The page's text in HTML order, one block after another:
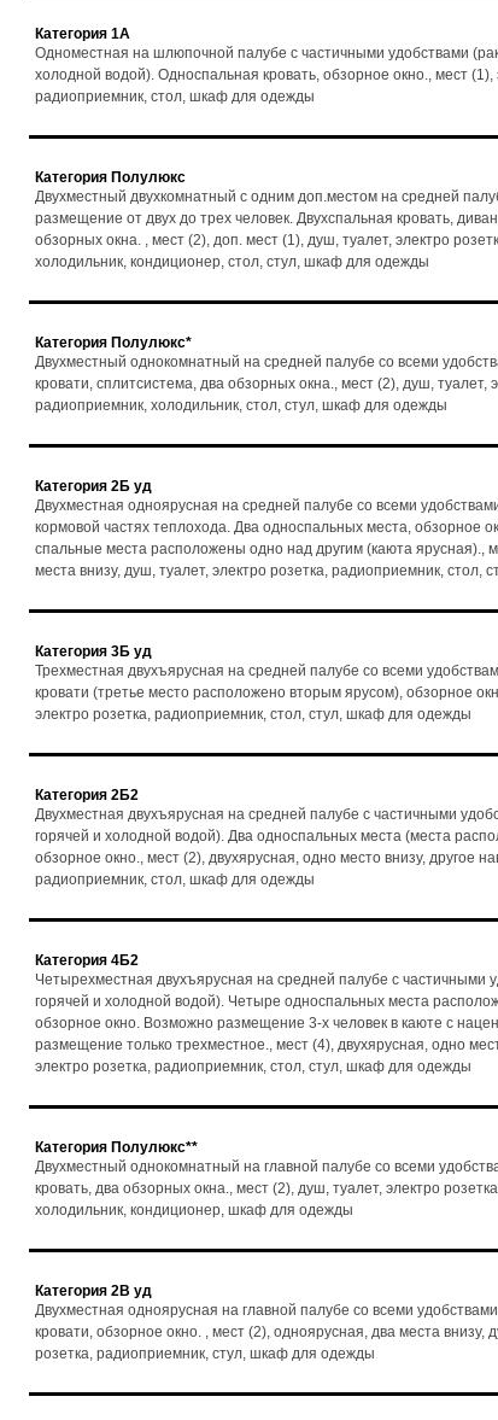
Категория 1А
Одноместная на шлюпочной палубе с частичными удобствами
холодной водой). Односпальная кровать, обзорное окно., мест (1),
радиоприемник, стол, шкаф для одежды
Категория Полулюкс
Двухместный двухкомнатный с одним доп.местом на средней
размещение от двух до трех человек. Двухспальная кровать,
обзорных окна. , мест (2), доп. мест (1), душ, туалет, электро
холодильник, кондиционер, стол, стул, шкаф для одежды
Категория Полулюкс*
Двухместный однокомнатный на средней палубе со всеми
кровати, сплитсистема, два обзорных окна., мест (2), душ, туалет,
радиоприемник, холодильник, стол, стул, шкаф для одежды
Категория 2Б уд
Двухместная одноярусная на средней палубе со всеми
кормовой частях теплохода. Два односпальных места, обзорное
спальные места расположены одно над другим (каюта ярусная).,
места внизу, душ, туалет, электро розетка, радиоприемник, стол,
Категория 3Б уд
Трехместная двухъярусная на средней палубе со всеми
кровати (третье место расположено вторым ярусом), обзорное
электро розетка, радиоприемник, стол, стул, шкаф для одежды
Категория 2Б2
Двухместная двухъярусная на средней палубе с частичными
горячей и холодной водой). Два односпальных места (места
обзорное окно., мест (2), двухярусная, одно место внизу, другое
радиоприемник, стол, шкаф для одежды
Категория 4Б2
Четырехместная двухъярусная на средней палубе с частичными
горячей и холодной водой). Четыре односпальных места
обзорное окно. Возможно размещение 3-х человек в каюте с
размещение только трехместное., мест (4), двухярусная, одно
электро розетка, радиоприемник, стол, стул, шкаф для одежды
Категория Полулюкс**
Двухместный однокомнатный на главной палубе со всеми
кровать, два обзорных окна., мест (2), душ, туалет, электро
холодильник, кондиционер, шкаф для одежды
Категория 2В уд
Двухместная одноярусная на главной палубе со всеми
кровати, обзорное окно. , мест (2), одноярусная, два места внизу,
розетка, радиоприемник, стул, шкаф для одежды